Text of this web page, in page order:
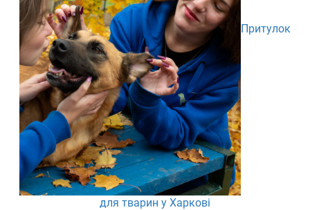
Притулок
для тварин у Харкові